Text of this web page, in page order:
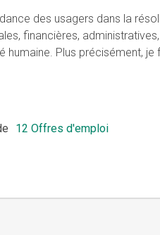
des usagers dans la
financières,
humaine. Plus précisément, je
12 Offres d'emploi